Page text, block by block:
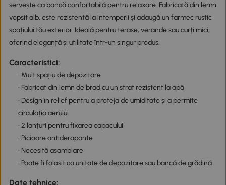
servește ca bancă confortabilă pentru relaxare. Fabricată din lemn
vopsit alb, este rezistentă la intemperii și adaugă un farmec rustic
spațiului tău exterior. Ideală pentru terase, verande sau curți mici,
oferind eleganță și utilitate într-un singur produs.
Caracteristici:
• Mult spațiu de depozitare
• Fabricat din lemn de brad cu un strat rezistent la apă
• Design în relief pentru a proteja de umiditate și a permite
circulația aerului
• 2 lanțuri pentru fixarea capacului
• Picioare antiderapante
• Necesită asamblare
• Poate fi folosit ca unitate de depozitare sau bancă de grădină
Date tehnice: